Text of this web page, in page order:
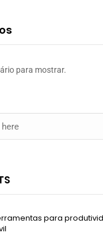
para mostrar.
para